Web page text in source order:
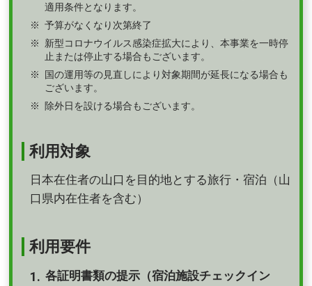
適用条件となります。
予算がなくなり次第終了
新型コロナウイルス感染症拡大により、本事業を一時停
止または停止する場合もございます。
国の運用等の見直しにより対象期間が延長になる場合も
ございます。
除外日を設ける場合もございます。
利用対象
日本在住者の山口を目的地とする旅行・宿泊（山
口県内在住者を含む）
利用要件
各証明書類の提示（宿泊施設チェックイン